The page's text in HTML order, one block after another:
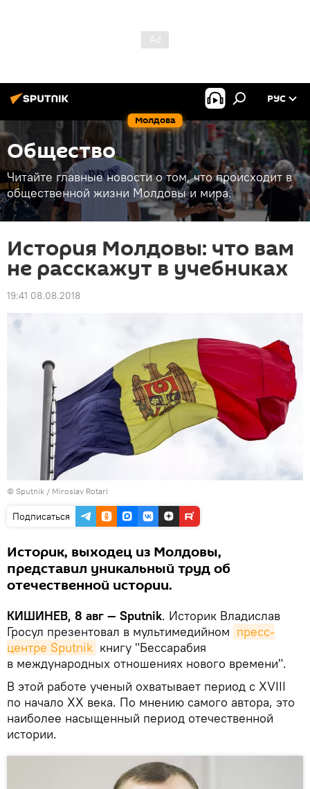
Молдова
РУС
Общество
Читайте главные новости о том, что происходит в
общественной жизни Молдовы и мира.
История Молдовы: что вам
не расскажут в учебниках
19:41 08.08.2018
© Sputnik / Miroslav Rotari
Подписаться
Историк, выходец из Молдовы,
представил уникальный труд об
отечественной истории.
КИШИНЕВ, 8 авг — Sputnik. Историк Владислав
Гросул презентовал в мультимедийном пресс-
центре Sputnik книгу "Бессарабия
в международных отношениях нового времени".
В этой работе ученый охватывает период с XVIII
по начало XX века. По мнению самого автора, это
наиболее насыщенный период отечественной
истории.